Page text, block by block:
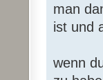
man
ist und
wenn